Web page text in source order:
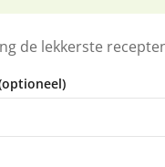
de lekkerste